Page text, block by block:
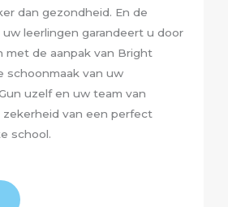
dan gezondheid. En de
leerlingen garandeert u door
met de aanpak van Bright
schoonmaak van uw
uzelf en uw team van
van een perfect
school.